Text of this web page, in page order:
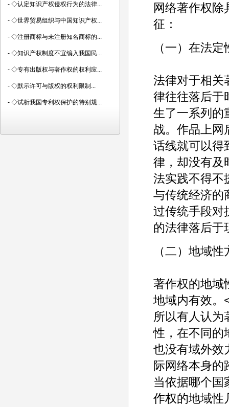
网络著作权除
征：
（一）在法
法律对于相关
律往往落后于
生了一系列的
战。作品上网
话线就可以得
律，却没有及
法实践不得不
与传统经济的
过传统手段对
的法律落后于
（二）地域性
著作权的地域
地域内有效。
所以有人认为
性，在不同的
也没有域外效
际网络本身的
当依据哪个国
作权的地域性
- ◇认定知识产权侵权行为的法律...
- ◇世界贸易组织与中国知识产权...
- ◇注册商标与未注册知名商标的...
- ◇知识产权制度不宜编入我国民...
- ◇专有出版权与著作权的权利应...
- ◇默示许可与版权的权利限制...
- ◇试析我国专利权保护的特别规...